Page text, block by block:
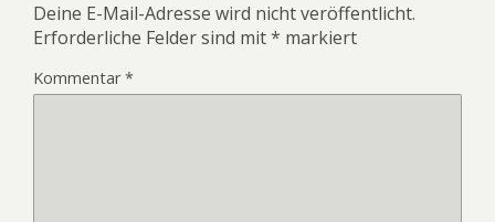
Deine E-Mail-Adresse wird nicht veröffentlicht.
Erforderliche Felder sind mit* markiert
Kommentar*